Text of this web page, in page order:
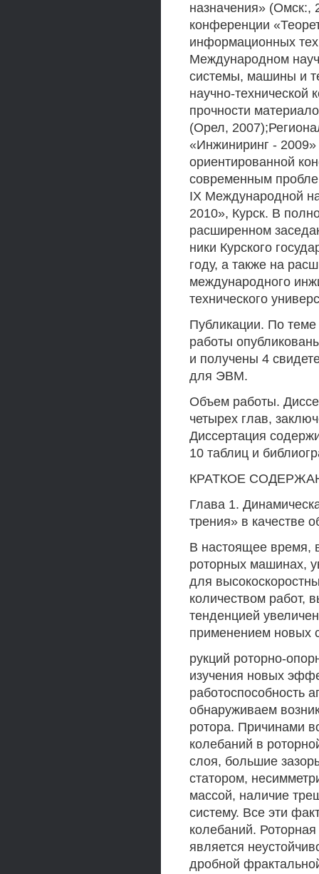
назначения» (Омск:,
конференции
информационных
Международном
системы, машины и
научно-
прочности
(Орел,
«Инжиниринг -
ориентированной
современным
IX Международной
2010», Курск. В
расширенном
ники Курского
году, а также на
международного
технического
Публикации. По теме
работы
и получены 4
для ЭВМ.
Объем работы.
четырех глав,
Диссертация
10 таблиц и
КРАТКОЕ
Глава 1.
трения» в качестве
В настоящее время,
роторных машинах,
для
количеством работ,
тенденцией
применением новых
рукций роторно-
изучения новых
работоспособность
обнаруживаем
ротора. Причинами
колебаний в
слоя, большие
статором,
массой, наличие
систему. Все эти
колебаний.
является
дробной